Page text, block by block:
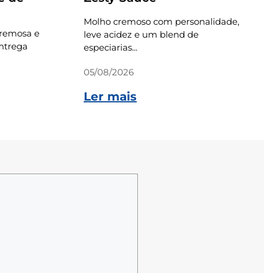
e
Molho cremoso com personalidade,
leve acidez e um blend de
especiarias...
05/08/2026
Ler mais